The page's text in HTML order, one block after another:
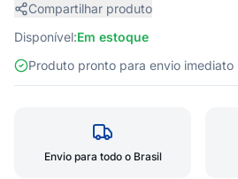
Compartilhar produto
Disponível:Em estoque
Produto pronto para envio imediato
Envio para todo o Brasil